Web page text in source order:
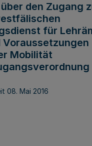
den Zugang
für
Voraussetzungen
Mobilität
08. Mai 2016